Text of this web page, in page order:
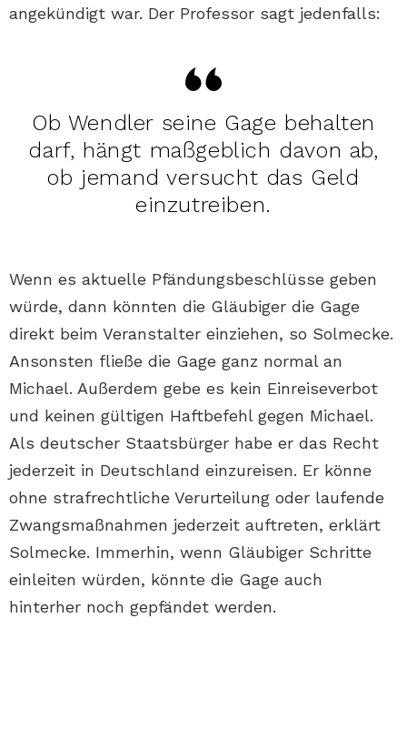
angekündigt war. Der Professor sagt jedenfalls:
Ob Wendler seine Gage behalten
darf, hängt maßgeblich davon ab,
ob jemand versucht das Geld
einzutreiben.
Wenn es aktuelle Pfändungsbeschlüsse geben
würde, dann könnten die Gläubiger die Gage
direkt beim Veranstalter einziehen, so Solmecke.
Ansonsten fließe die Gage ganz normal an
Michael. Außerdem gebe es kein Einreiseverbot
und keinen gültigen Haftbefehl gegen Michael.
Als deutscher Staatsbürger habe er das Recht
jederzeit in Deutschland einzureisen. Er könne
ohne strafrechtliche Verurteilung oder laufende
Zwangsmaßnahmen jederzeit auftreten, erklärt
Solmecke. Immerhin, wenn Gläubiger Schritte
einleiten würden, könnte die Gage auch
hinterher noch gepfändet werden.